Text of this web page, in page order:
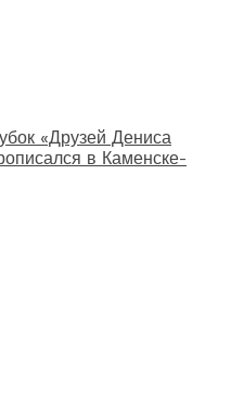
«Друзей Дениса
в Каменске-